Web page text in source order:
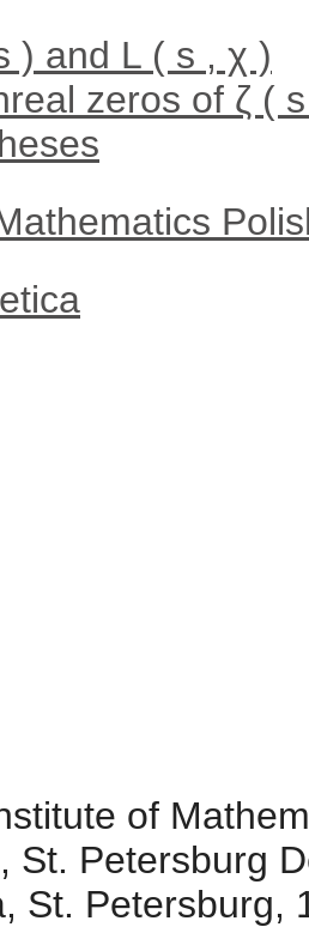
) and L ( s , χ )
zeros of ζ (
of
St. Petersburg
St. Petersburg,